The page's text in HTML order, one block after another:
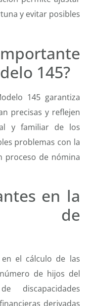
y evitar posibles
145?
145 garantiza
precisas y reflejen
y familiar de los
problemas con la
proceso de nómina
en la
de
el cálculo de las
de hijos del
discapacidades
derivadas